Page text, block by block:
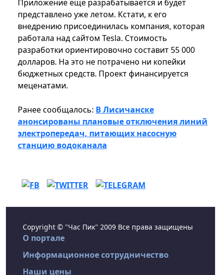
Приложение еще разрабатывается и будет
представлено уже летом. Кстати, к его
внедрению присоединилась компания, которая
работала над сайтом Tesla. Стоимость
разработки ориентировочно составит 55 000
долларов. На это не потрачено ни копейки
бюджетных средств. Проект финансируется
меценатами.
Ранее сообщалось: В Лисичанске
анонсированы плановые отключения линий
электропередач, питающих насосную
станцию водоканала
Copyright © "Час Пик" 2009 Все права защищены
О портале
Информационное сотрудничество
Наши цены